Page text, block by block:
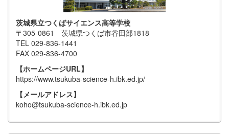
茨城県立つくばサイエンス高等学校
〒305-0861 茨城県つくば市谷田部1818
TEL 029-836-1441
FAX 029-836-4700
【ホームページURL】
https://www.tsukuba-science-h.ibk.ed.jp/
【メールアドレス】
koho@tsukuba-science-h.ibk.ed.jp